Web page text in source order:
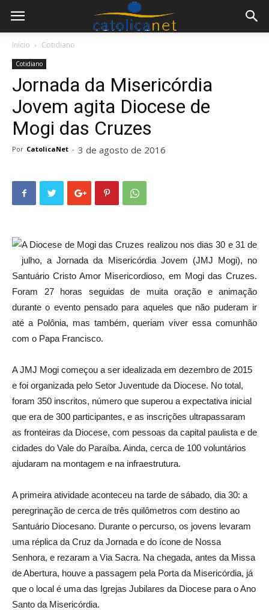
Início Cotidiano
Cotidiano
Jornada da Misericórdia
Jovem agita Diocese de
Mogi das Cruzes
Por CatolicaNet - 3 de agosto de 2016
A Diocese de Mogi das Cruzes realizou nos dias 30 e 31 de
julho, a Jornada da Misericórdia Jovem (JMJ Mogi), no
Santuário Cristo Amor Misericordioso, em Mogi das Cruzes.
Foram 27 horas seguidas de muita oração e animação
durante o evento pensado para aqueles que não puderam ir
até a Polônia, mas também, queriam viver essa comunhão
com o Papa Francisco.
A JMJ Mogi começou a ser idealizada em dezembro de 2015
e foi organizada pelo Setor Juventude da Diocese. No total,
foram 350 inscritos, número que superou a expectativa inicial
que era de 300 participantes, e as inscrições ultrapassaram
as fronteiras da Diocese, com pessoas da capital paulista e de
cidades do Vale do Paraíba. Ainda, cerca de 100 voluntários
ajudaram na montagem e na infraestrutura.
A primeira atividade aconteceu na tarde de sábado, dia 30: a
peregrinação de cerca de três quilômetros com destino ao
Santuário Diocesano. Durante o percurso, os jovens levaram
uma réplica da Cruz da Jornada e do ícone de Nossa
Senhora, e rezaram a Via Sacra. Na chegada, antes da Missa
de Abertura, houve a passagem pela Porta da Misericórdia, já
que o local é uma das Igrejas Jubilares da Diocese para o Ano
Santo da Misericórdia.